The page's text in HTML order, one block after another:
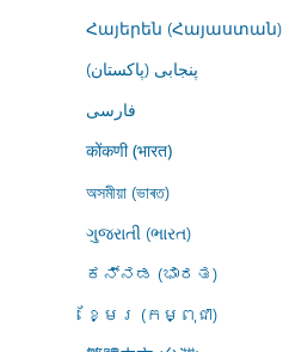
Հայերեն (Հայաստան)
پنجابی (پاکستان)
فارسى
कोंकणी (भारत)
অসমীয়া (ভাৰত)
ગુજરાતી (ભારત)
ಕನ್ನಡ (ಭಾರತ)
ខ្មែរ (កម្ពុជា)